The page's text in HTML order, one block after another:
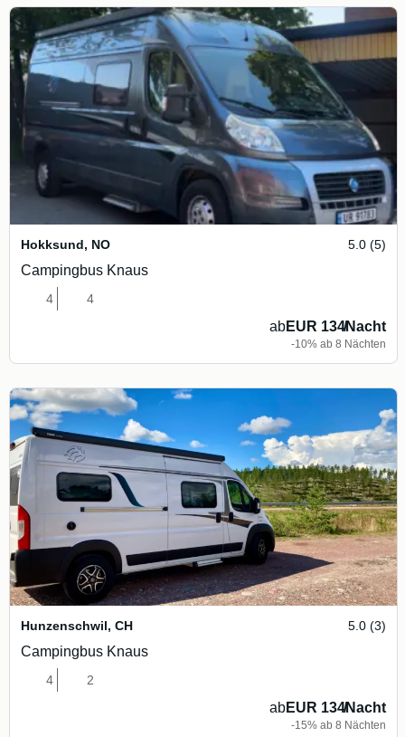
Hokksund, NO 5.0 (5)
Campingbus Knaus
4 4
abEUR 134/Nacht
-10% ab 8 Nächten
Hunzenschwil, CH 5.0 (3)
Campingbus Knaus
4 2
abEUR 134/Nacht
-15% ab 8 Nächten